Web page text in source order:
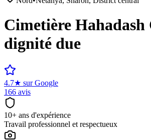
Cimetière
dignité due
4.7★ sur Google
166 avis
10+ ans d'expérience
Travail professionnel et respectueux